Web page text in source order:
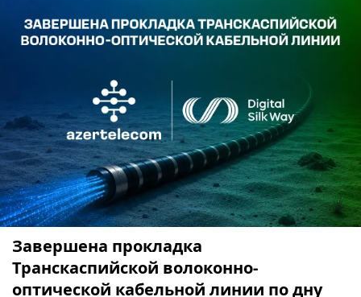
Завершена прокладка
Транскаспийской волоконно-
оптической кабельной линии по дну